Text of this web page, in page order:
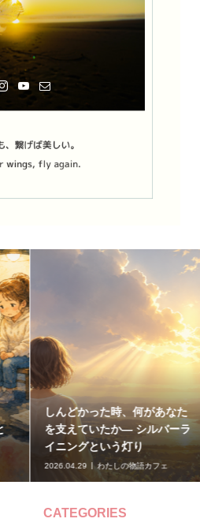
しんどかった時、何があなた
を支えていたか— シルバーラ
イニングという灯り
2026.04.29 わたしの物語カフェ
CATEGORIES